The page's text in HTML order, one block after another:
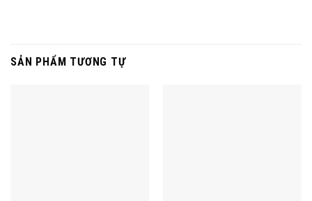
SẢN PHẨM TƯƠNG TỰ